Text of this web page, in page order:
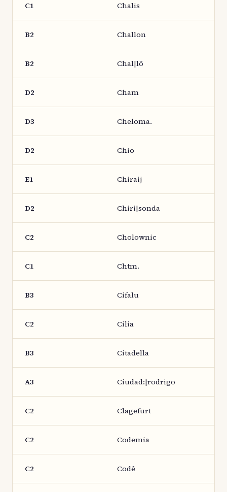
C1 Chalis
B2 Challon
B2 Chal|lõ
D2 Cham
D3 Cheloma.
D2 Chio
E1 Chiraij
D2 Chiri|sonda
C2 Cholownic
C1 Chtm.
B3 Cifalu
C2 Cilia
B3 Citadella
A3 Ciudad:|rodrigo
C2 Clagefurt
C2 Codemia
C2 Codê